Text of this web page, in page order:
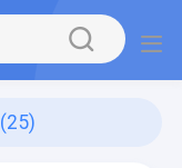
(25)